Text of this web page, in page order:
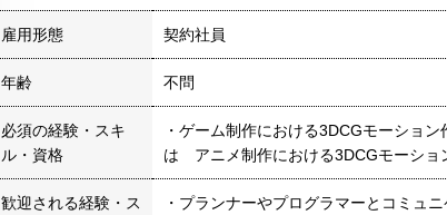
雇用形態 契約社員
年齢 不問
必須の経験・スキ
ル・資格
・ゲーム制作における3DCGモーショ
は アニメ制作における3DCGモーショ
歓迎される経験・ス
・プランナーやプログラマーとコミュ